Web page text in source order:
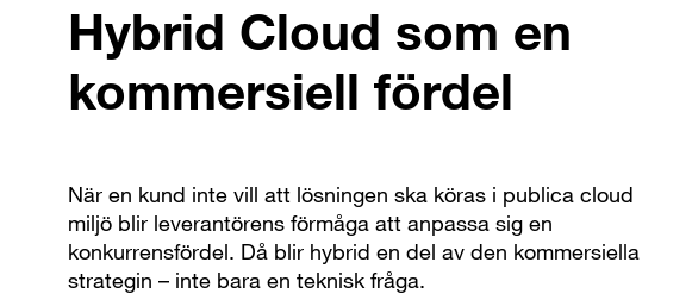
Hybrid Cloud som en
kommersiell fördel
När en kund inte vill att lösningen ska köras i publica cloud
miljö blir leverantörens förmåga att anpassa sig en
konkurrensfördel. Då blir hybrid en del av den kommersiella
strategin – inte bara en teknisk fråga.